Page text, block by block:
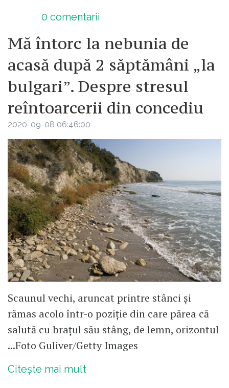
0 comentarii
Mă întorc la nebunia de
acasă după 2 săptămâni „la
bulgari”. Despre stresul
reîntoarcerii din concediu
2020-09-08 06:46:00
Scaunul vechi, aruncat printre stânci și
rămas acolo într-o poziție din care părea că
salută cu brațul său stâng, de lemn, orizontul
...Foto Guliver/Getty Images
Citește mai mult